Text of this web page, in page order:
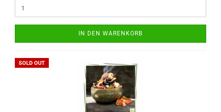
IN DEN WARENKORB
SOLD OUT